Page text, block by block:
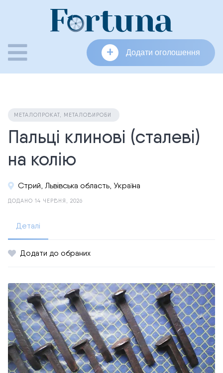
+ Додати оголошення
МЕТАЛОПРОКАТ, МЕТАЛОВИРОБИ
Пальці клинові (сталеві)
на колію
Стрий, Львівська область, Україна
ДОДАНО 14 ЧЕРВНЯ, 2026
Деталі
Додати до обраних